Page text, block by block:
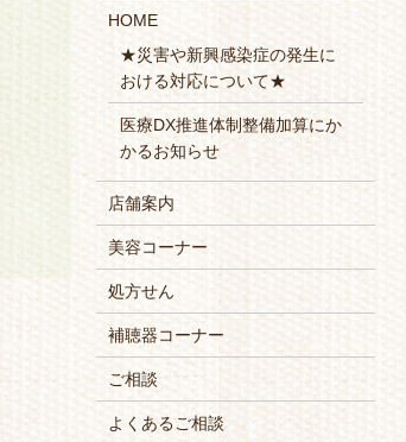
HOME
★災害や新興感染症の発生に
おける対応について★
医療DX推進体制整備加算にか
かるお知らせ
店舗案内
美容コーナー
処方せん
補聴器コーナー
ご相談
よくあるご相談